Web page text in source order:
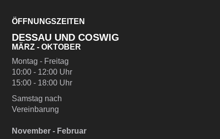
ÖFFNUNGSZEITEN
DESSAU UND COSWIG
MÄRZ - OKTOBER
Montag - Freitag
10:00 - 12:00 Uhr
15:00 - 18:00 Uhr
Samstag nach
Vereinbarung
November - Februar